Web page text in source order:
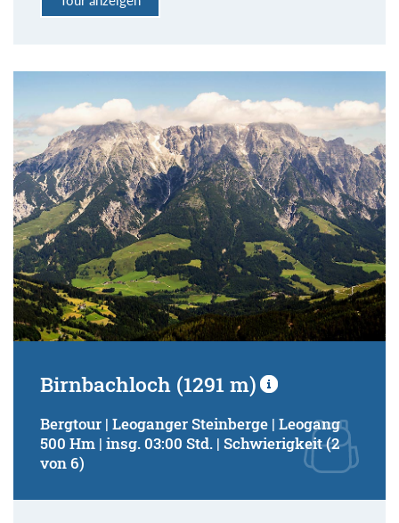
Birnbachloch (1291 m)
Bergtour | Leoganger Steinberge | Leogang
500 Hm | insg. 03:00 Std. | Schwierigkeit (2
von 6)